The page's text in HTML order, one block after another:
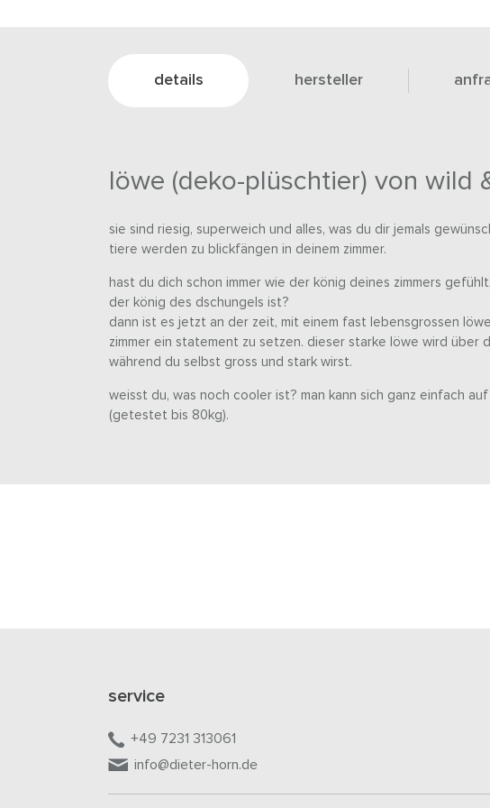
details hersteller
löwe (deko-plüschtier) von wild
sie sind riesig, superweich und alles, was du dir jemals
tiere werden zu blickfängen in deinem zimmer.
hast du dich schon immer wie der könig deines zimmers
der könig des dschungels ist?
dann ist es jetzt an der zeit, mit einem fast lebensgrossen
zimmer ein statement zu setzen. dieser starke löwe wird über
während du selbst gross und stark wirst.
weisst du, was noch cooler ist? man kann sich ganz einfach
(getestet bis 80kg).
service
+49 7231 313061
info@dieter-horn.de